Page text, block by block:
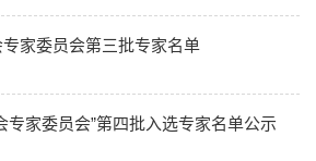
家委员会第三批专家名单
专家委员会”第四批入选专家名单公示